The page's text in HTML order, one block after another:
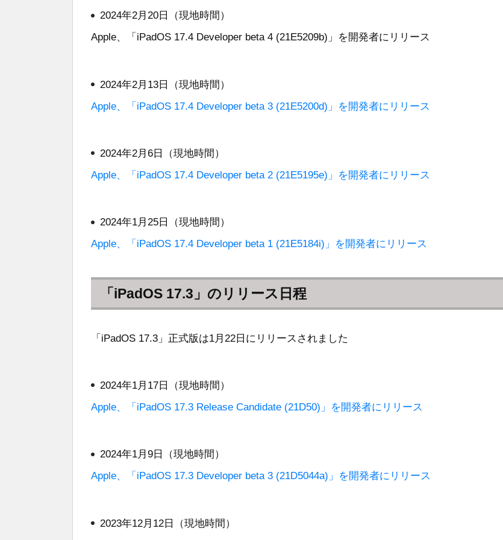
2024年2月20日（現地時間）
Apple、「iPadOS 17.4 Developer beta 4 (21E5209b)」を開発者にリリース
2024年2月13日（現地時間）
Apple、「iPadOS 17.4 Developer beta 3 (21E5200d)」を開発者にリリース
2024年2月6日（現地時間）
Apple、「iPadOS 17.4 Developer beta 2 (21E5195e)」を開発者にリリース
2024年1月25日（現地時間）
Apple、「iPadOS 17.4 Developer beta 1 (21E5184i)」を開発者にリリース
「iPadOS 17.3」のリリース日程
「iPadOS 17.3」正式版は1月22日にリリースされました
2024年1月17日（現地時間）
Apple、「iPadOS 17.3 Release Candidate (21D50)」を開発者にリリース
2024年1月9日（現地時間）
Apple、「iPadOS 17.3 Developer beta 3 (21D5044a)」を開発者にリリース
2023年12月12日（現地時間）